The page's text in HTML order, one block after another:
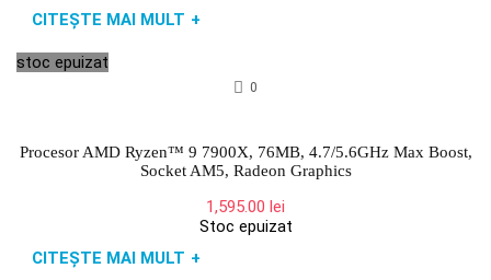
CITEȘTE MAI MULT +
stoc epuizat
0
Procesor AMD Ryzen™ 9 7900X, 76MB, 4.7/5.6GHz Max Boost,
Socket AM5, Radeon Graphics
1,595.00 lei
Stoc epuizat
CITEȘTE MAI MULT +